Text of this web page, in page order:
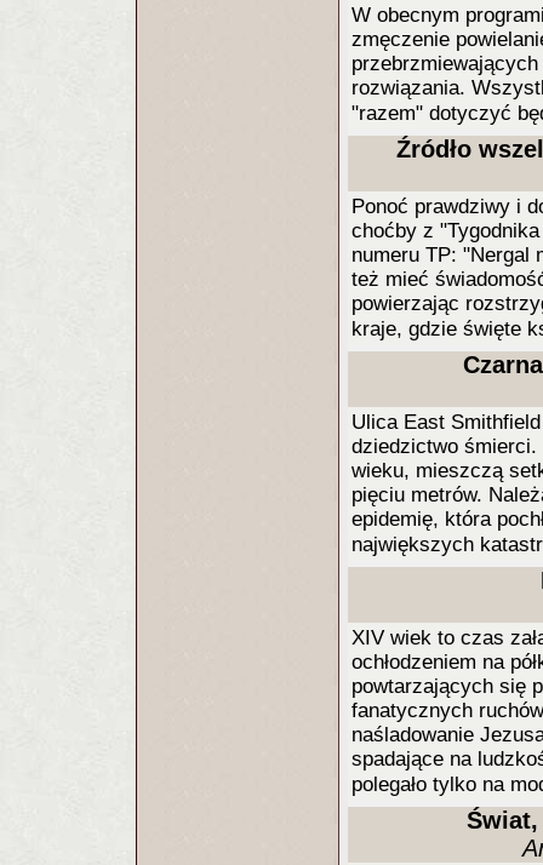
W obecnym
zmęczenie
rozwiązania.
"razem" dotyczyć
Źródło
Ponoć prawdziwy i
choćby z
numeru TP: "Nergal
też mieć
powierzając
kraje, gdzie święte
Ulica East
dziedzictwo śmierci.
wieku, mieszczą
pięciu metrów.
epidemię, która
największych
XIV wiek to czas
ochłodzeniem na
powtarzających się
fanatycznych
naśladowanie
spadające na
polegało tylko na